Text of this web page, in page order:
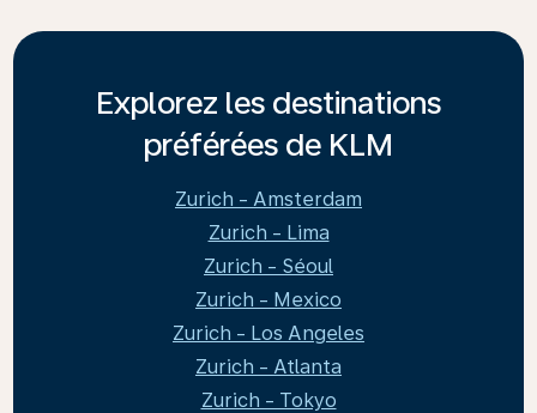
Explorez les destinations
préférées de KLM
Zurich - Amsterdam
Zurich - Lima
Zurich - Séoul
Zurich - Mexico
Zurich - Los Angeles
Zurich - Atlanta
Zurich - Tokyo